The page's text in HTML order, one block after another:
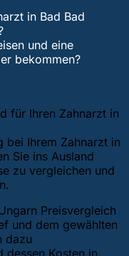
in Bad Bad
und eine
bekommen?
für Ihren Zahnarzt in
bei Ihrem Zahnarzt in
Sie ins Ausland
zu vergleichen und
Preisvergleich
und dem gewählten
dazu